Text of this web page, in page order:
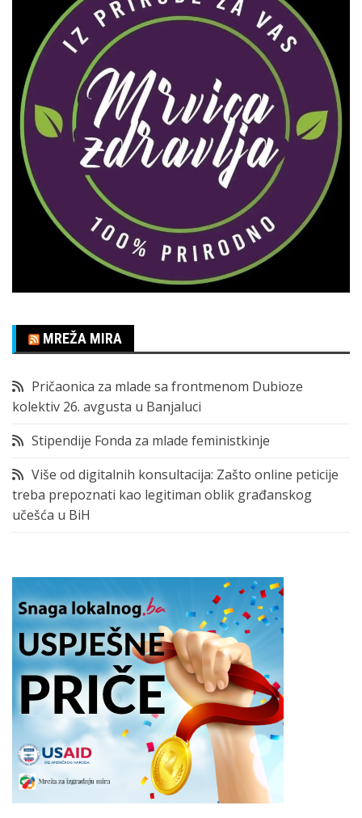
MREŽA MIRA
Pričaonica za mlade sa frontmenom Dubioze
kolektiv 26. avgusta u Banjaluci
Stipendije Fonda za mlade feministkinje
Više od digitalnih konsultacija: Zašto online peticije
treba prepoznati kao legitiman oblik građanskog
učešća u BiH